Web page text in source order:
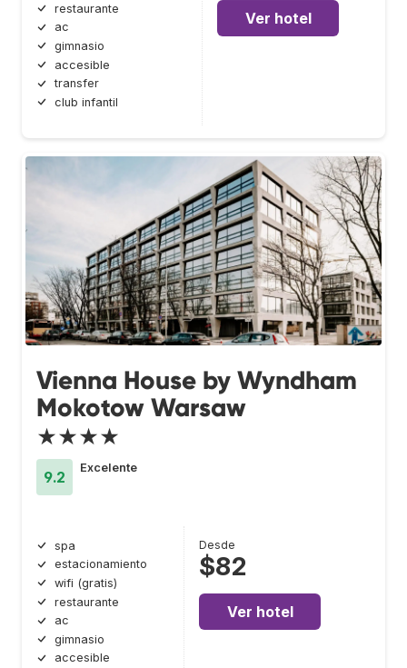
restaurante
ac
gimnasio
accesible
transfer
club infantil
Ver hotel
Vienna House by Wyndham
Mokotow Warsaw
★★★★
9.2
Excelente
spa
estacionamiento
wifi (gratis)
restaurante
ac
gimnasio
accesible
Desde
$82
Ver hotel